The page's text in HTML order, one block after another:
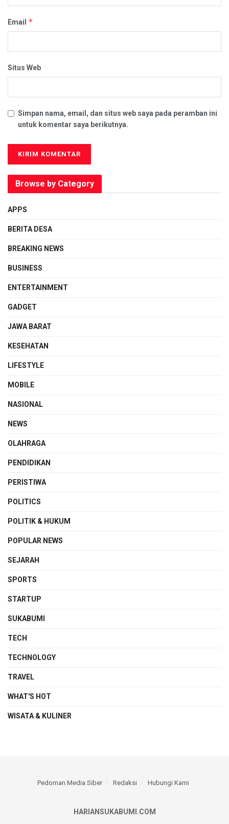
Email *
Situs Web
Simpan nama, email, dan situs web saya pada peramban ini
untuk komentar saya berikutnya.
Browse by Category
APPS
BERITA DESA
BREAKING NEWS
BUSINESS
ENTERTAINMENT
GADGET
JAWA BARAT
KESEHATAN
LIFESTYLE
MOBILE
NASIONAL
NEWS
OLAHRAGA
PENDIDIKAN
PERISTIWA
POLITICS
POLITIK & HUKUM
POPULAR NEWS
SEJARAH
SPORTS
STARTUP
SUKABUMI
TECH
TECHNOLOGY
TRAVEL
WHAT'S HOT
WISATA & KULINER
Pedoman Media Siber Redaksi Hubungi Kami
HARIANSUKABUMI.COM